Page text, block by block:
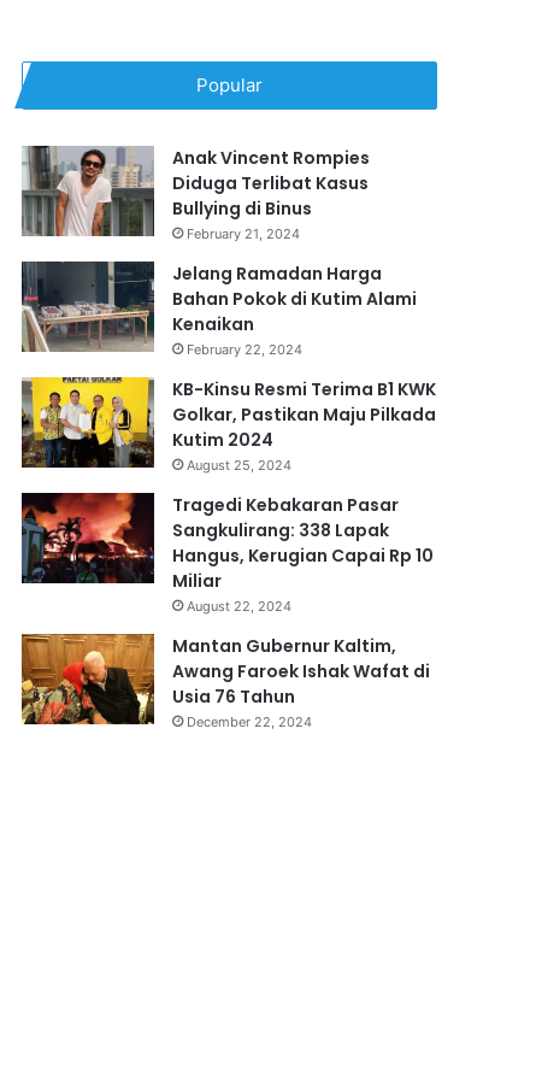
Popular
Anak Vincent Rompies
Diduga Terlibat Kasus
Bullying di Binus
February 21, 2024
Jelang Ramadan Harga
Bahan Pokok di Kutim Alami
Kenaikan
February 22, 2024
KB-Kinsu Resmi Terima B1 KWK
Golkar, Pastikan Maju Pilkada
Kutim 2024
August 25, 2024
Tragedi Kebakaran Pasar
Sangkulirang: 338 Lapak
Hangus, Kerugian Capai Rp 10
Miliar
August 22, 2024
Mantan Gubernur Kaltim,
Awang Faroek Ishak Wafat di
Usia 76 Tahun
December 22, 2024